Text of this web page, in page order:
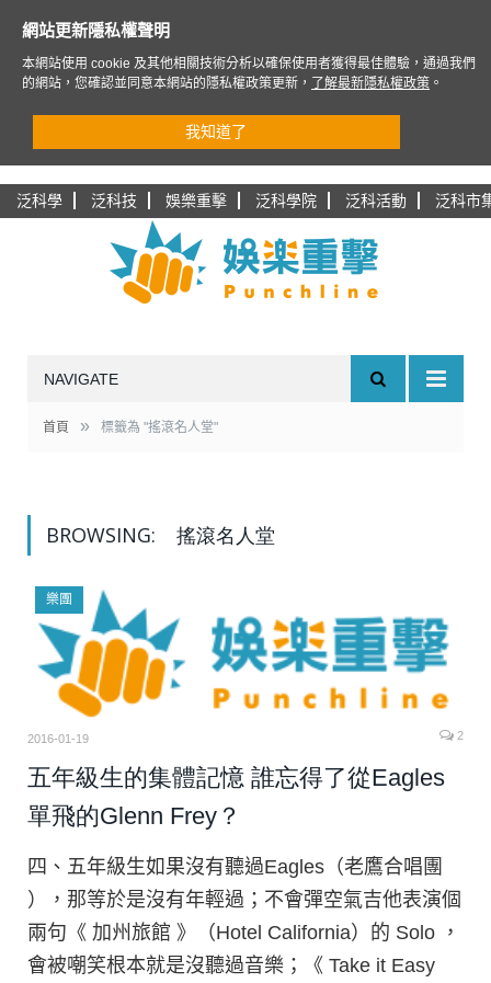
泛科學 泛科技 娛樂重擊 泛科學院 泛科活動 泛科市
NAVIGATE
首頁 » 標籤為 "搖滾名人堂"
BROWSING: 搖滾名人堂
樂團
2016-01-19 2
五年級生的集體記憶 誰忘得了從Eagles
單飛的Glenn Frey？
四、五年級生如果沒有聽過Eagles（老鷹合唱團
），那等於是沒有年輕過；不會彈空氣吉他表演個
兩句《 加州旅館 》（Hotel California）的 Solo ，
會被嘲笑根本就是沒聽過音樂；《 Take it Easy
網站更新隱私權聲明
本網站使用 cookie 及其他相關技術分析以確保使用者獲得最佳體驗，通過我們
的網站，您確認並同意本網站的隱私權政策更新，
了解最新隱私權政策 。
我知道了